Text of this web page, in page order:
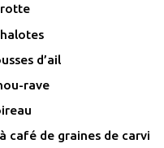
d’ail
rave
café de graines de carvi